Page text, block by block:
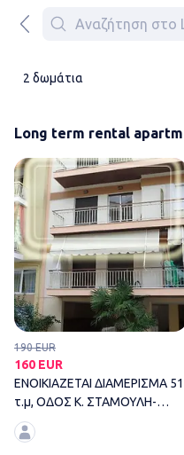
2 δωμάτια
Long term rental
190 EUR
160 EUR
ΕΝΟΙΚΙΑΖΕΤΑΙ ΔΙΑΜΕΡΙΣΜΑ 51
τ.μ, ΟΔΟΣ K. ΣΤΑΜΟΥΛΗ-
ΣΕΡΡΕΣ (ΚΕΝΤΡΟ)